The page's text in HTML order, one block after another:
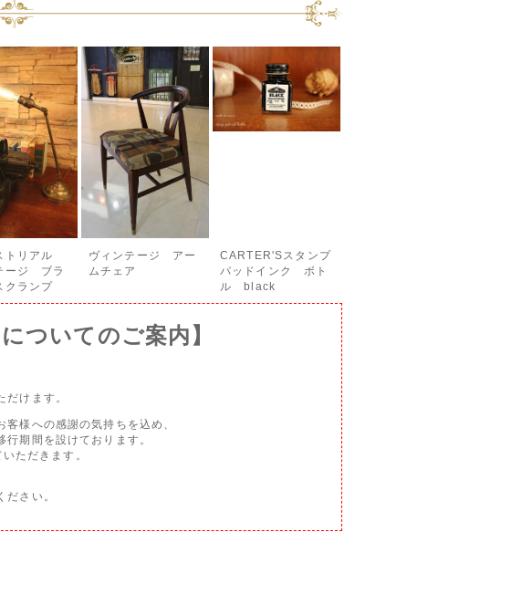
トリアル
ージ ブラ
ランプ
ヴィンテージ アー
ムチェア
CARTER'Sスタンプ
パッドインク ボト
ル black
ついてのご案内】
だけます。
様への感謝の気持ちを込め、
期間を設けております。
ただきます。
さい。